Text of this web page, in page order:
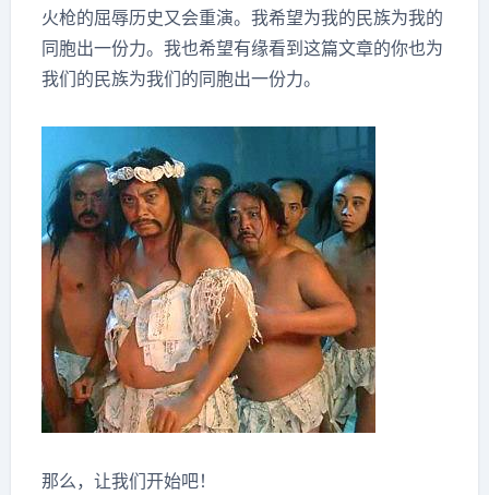
火枪的屈辱历史又会重演。我希望为我的民族为我的
同胞出一份力。我也希望有缘看到这篇文章的你也为
我们的民族为我们的同胞出一份力。
那么，让我们开始吧！